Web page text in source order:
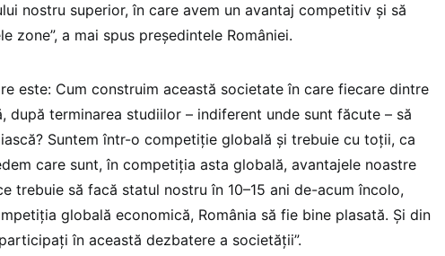
nostru superior, în care avem un avantaj competitiv și să
zone”, a mai spus președintele României.
este: Cum construim această societate în care fiecare dintre
după terminarea studiilor – indiferent unde sunt făcute – să
Suntem într-o competiție globală și trebuie cu toții, ca
care sunt, în competiția asta globală, avantajele noastre
trebuie să facă statul nostru în 10–15 ani de-acum încolo,
globală economică, România să fie bine plasată. Și din
în această dezbatere a societății”.